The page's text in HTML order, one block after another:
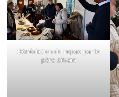
Bénédiction du repas par le
père Silvain